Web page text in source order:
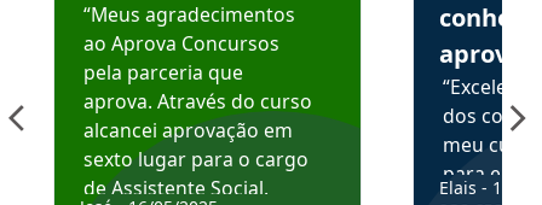
“Meus agradecimentos
ao Aprova Concursos
pela parceria que
aprova. Através do curso
alcancei aprovação em
sexto lugar para o cargo
de Assistente Social.
aprova
dos
meu
para
Elais - 15/